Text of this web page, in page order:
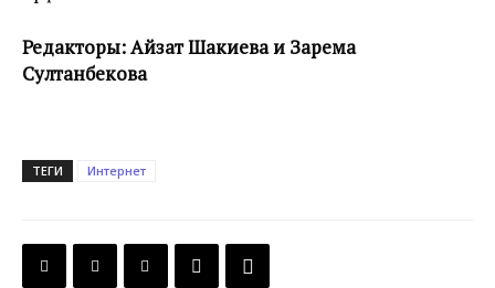
Редакторы: Айзат Шакиева и Зарема
Султанбекова
ТЕГИ Интернет